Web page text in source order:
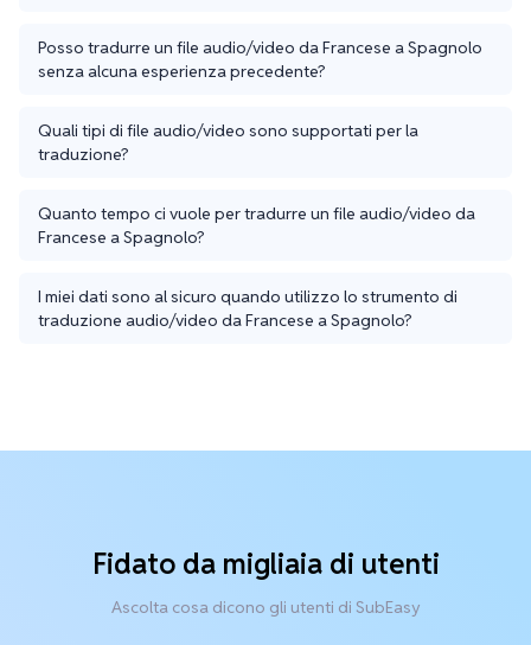
Posso tradurre un file audio/video da Francese a Spagnolo
senza alcuna esperienza precedente?
Quali tipi di file audio/video sono supportati per la
traduzione?
Quanto tempo ci vuole per tradurre un file audio/video da
Francese a Spagnolo?
I miei dati sono al sicuro quando utilizzo lo strumento di
traduzione audio/video da Francese a Spagnolo?
Fidato da migliaia di utenti
Ascolta cosa dicono gli utenti di SubEasy